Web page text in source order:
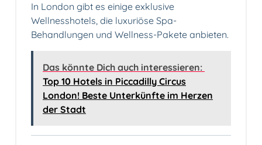
In London gibt es einige exklusive
Wellnesshotels, die luxuriöse Spa-
Behandlungen und Wellness-Pakete anbieten.
Das könnte Dich auch interessieren:
Top 10 Hotels in Piccadilly Circus
London! Beste Unterkünfte im Herzen
der Stadt